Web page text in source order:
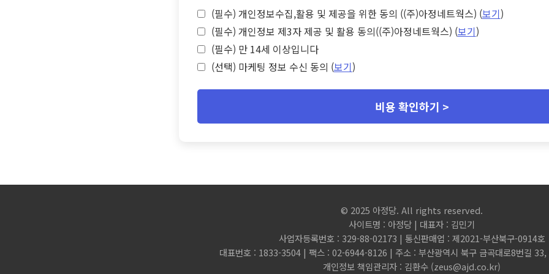
(필수) 개인정보수집,활용 및 제공을 위한 동의 ((주)아정네트웍스) (보기)
(필수) 개인정보 제3자 제공 및 활용 동의((주)아정네트웍스) (보기)
(필수) 만 14세 이상입니다
(선택) 마케팅 정보 수신 동의 (보기)
비용 확인하기 >
© 2025 아정당. All rights reserved.
사이트명 : 아정당 | 대표자 : 김민기
사업자등록번호 : 329-88-02173 | 통신판매업 : 제2021-부산북구-0914호
대표번호 : 1833-3504 | 팩스 : 02-6944-8126 | 주소 : 부산광역시 북구 금곡대로8번길 33,
개인정보 책임관리자 : 김환수 (zeus@ajd.co.kr)